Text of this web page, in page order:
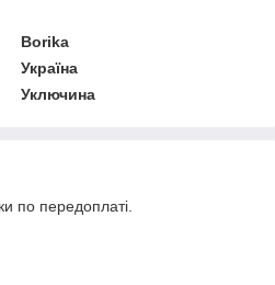
Borika
Україна
Уключина
по передоплаті.